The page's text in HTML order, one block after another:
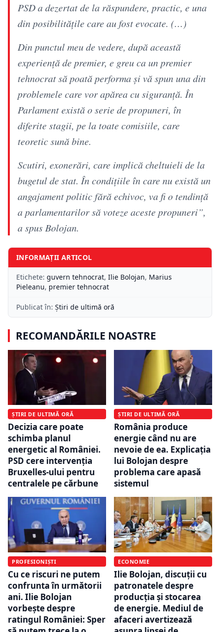
PSD a dezertat de la răspundere, practic, e una
din posibilităţile care au fost evocate. (…)
Din punctul meu de vedere, după această
experiență de premier, e greu ca un premier
tehnocrat să poată performa și vă spun una din
problemele care vor apărea cu siguranță. În
Parlament există o serie de propuneri, în
diferite stagii, pe la toate comisiile, care
teoretic sună bine.
Scutiri, exonerări, care implică cheltuieli de la
bugetul de stat. În condițiile în care nu există un
angajament politic fără echivoc, va fi o tendință
a parlamentarilor să voteze aceste propuneri”,
a spus Bolojan.
INFORMAȚII ARTICOL
Etichete: guvern tehnocrat, Ilie Bolojan, Marius
Pieleanu, premier tehnocrat
Publicat în: Știri de ultimă oră
RECOMANDĂRILE NOASTRE
ȘTIRI DE ULTIMĂ ORĂ
Decizia care poate
schimba planul
energetic al României.
PSD cere intervenția
Bruxelles-ului pentru
centralele pe cărbune
ȘTIRI DE ULTIMĂ ORĂ
România produce
energie când nu are
nevoie de ea. Explicația
lui Bolojan despre
problema care apasă
sistemul
PROFESIONIȘTI
Cu ce riscuri ne putem
confrunta în următorii
ani. Ilie Bolojan
vorbește despre
ratingul României: Sper
ECONOMIE
Ilie Bolojan, discuții cu
patronatele despre
producția și stocarea
de energie. Mediul de
afaceri avertizează